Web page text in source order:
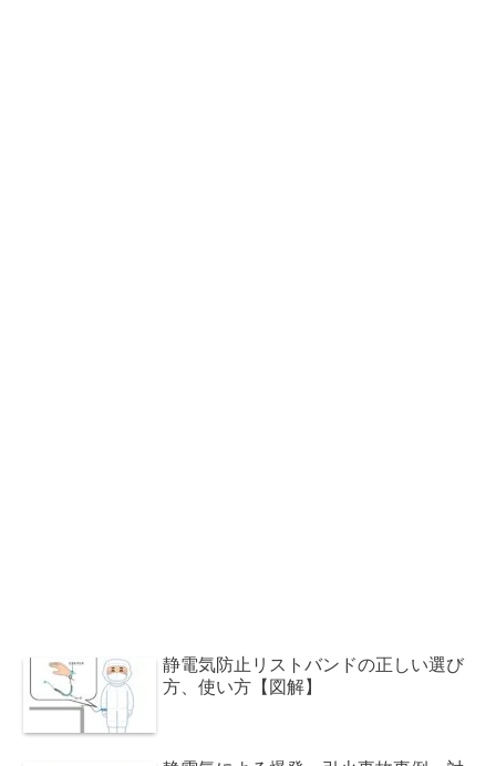
静電気防止リストバンドの正しい選び
方、使い方【図解】